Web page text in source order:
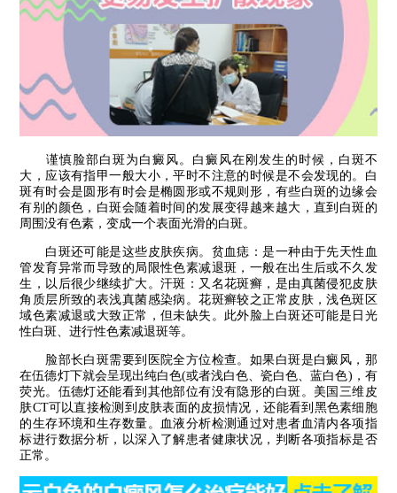
谨慎脸部白斑为白癜风。白癜风在刚发生的时候，白斑不
大，应该有指甲一般大小，平时不注意的时候是不会发现的。白
斑有时会是圆形有时会是椭圆形或不规则形，有些白斑的边缘会
有别的颜色，白斑会随着时间的发展变得越来越大，直到白斑的
周围没有色素，变成一个表面光滑的白斑。
白斑还可能是这些皮肤疾病。贫血痣：是一种由于先天性血
管发育异常而导致的局限性色素减退斑，一般在出生后或不久发
生，以后很少继续扩大。汗斑：又名花斑癣，是由真菌侵犯皮肤
角质层所致的表浅真菌感染病。花斑癣较之正常皮肤，浅色斑区
域色素减退或大致正常，但未缺失。此外脸上白斑还可能是日光
性白斑、进行性色素减退斑等。
脸部长白斑需要到医院全方位检查。如果白斑是白癜风，那
在伍德灯下就会呈现出纯白色(或者浅白色、瓷白色、蓝白色)，有
荧光。伍德灯还能看到其他部位有没有隐形的白斑。美国三维皮
肤CT可以直接检测到皮肤表面的皮损情况，还能看到黑色素细胞
的生存环境和生存数量。血液分析检测通过对患者血清内各项指
标进行数据分析，以深入了解患者健康状况，判断各项指标是否
正常。